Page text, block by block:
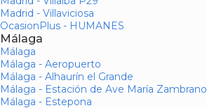
Madrid - Villaviciosa
OcasionPlus - HUMANES
Málaga
Málaga
Málaga - Aeropuerto
Málaga - Alhaurín el Grande
Málaga - Estación de Ave María Zambrano
Málaga - Estepona